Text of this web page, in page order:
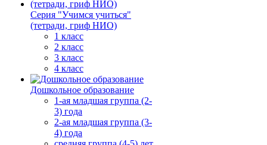
Серия "Учимся учиться"
(тетради, гриф НИО)
1 класс
2 класс
3 класс
4 класс
Дошкольное образование
1-ая младшая группа (2-
3) года
2-ая младшая группа (3-
4) года